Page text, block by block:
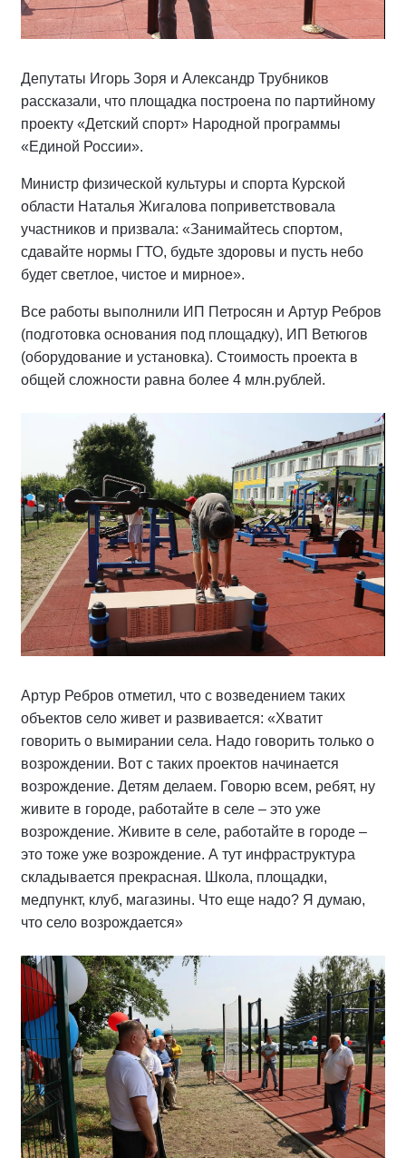
Депутаты Игорь Зоря и Александр Трубников
рассказали, что площадка построена по партийному
проекту «Детский спорт» Народной программы
«Единой России».
Министр физической культуры и спорта Курской
области Наталья Жигалова поприветствовала
участников и призвала: «Занимайтесь спортом,
сдавайте нормы ГТО, будьте здоровы и пусть небо
будет светлое, чистое и мирное».
Все работы выполнили ИП Петросян и Артур Ребров
(подготовка основания под площадку), ИП Ветюгов
(оборудование и установка). Стоимость проекта в
общей сложности равна более 4 млн.рублей.
Артур Ребров отметил, что с возведением таких
объектов село живет и развивается: «Хватит
говорить о вымирании села. Надо говорить только о
возрождении. Вот с таких проектов начинается
возрождение. Детям делаем. Говорю всем, ребят, ну
живите в городе, работайте в селе – это уже
возрождение. Живите в селе, работайте в городе –
это тоже уже возрождение. А тут инфраструктура
складывается прекрасная. Школа, площадки,
медпункт, клуб, магазины. Что еще надо? Я думаю,
что село возрождается»